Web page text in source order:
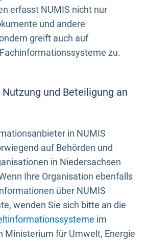
erfasst NUMIS nicht nur
und andere
greift auch auf
zu.
und Beteiligung an
in NUMIS
auf Behörden und
in Niedersachsen
Ihre Organisation ebenfalls
über NUMIS
wenden Sie sich bitte an die
im
Ministerium für Umwelt, Energie